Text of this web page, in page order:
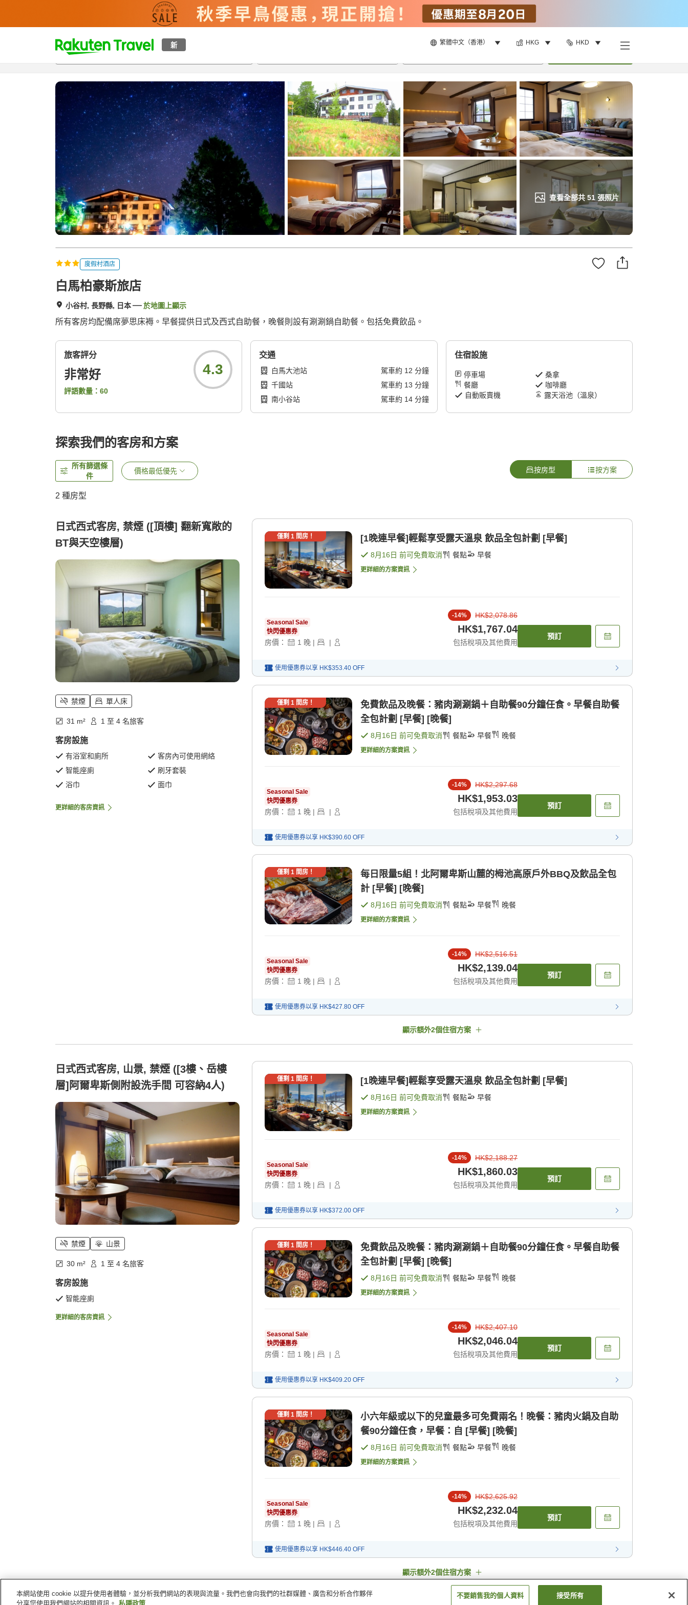
新 繁體中文（香港） HKG HKD
t
p
a
g
e
e
a
h
查看全部共 51張照片
概覽房間及住宿方案 評價設施
度假村酒店
白馬柏豪斯旅店
小谷村, 長野縣, 日本 於地圖上顯示
所有客房均配備席夢思床褥。早餐提供日式及西式自助餐，晚餐則設有涮涮鍋自助餐。包括免費飲品。
旅客評分
非常好
評語數量： 60
4.3
交通
白馬大池站 駕車約 12 分鐘
千國站
駕車約 13 分鐘
南小谷站
駕車約 14分鐘
住宿設施
停車場
桑拿
餐廳
咖啡廳
自動販賣機
露天浴池（溫泉）
探索我們的客房和方案
所有篩選條
件
價格最低優先 按房型 按方案
2 種房型
日式西式客房, 禁煙 ([頂樓] 翻新寬敞的
BT與天空樓層)
禁煙 單人床
31 m² 1 至 4 名旅客
客房設施
有浴室和廁所
客房內可使用網絡
智能座廁
刷牙套裝
浴巾
面巾
更詳細的客房資訊
僅剩 1間房！ [1晚連早餐]輕鬆享受露天溫泉 飲品全包計劃 [早餐]
8月16日 前可免費取消 餐點 早餐
更詳細的方案資訊
Seasonal Sale
快閃優惠券
房價： 1 晚 | |
-14% HK$2,078.86
HK$1,767.04
包括稅項及其他費用
預訂
使用優惠券以享 HK$353.40 OFF
僅剩 1間房！
免費飲品及晚餐：豬肉涮涮鍋＋自助餐90分鐘任食。早餐自助餐
全包計劃 [早餐] [晚餐]
8月16日 前可免費取消 餐點 早餐 晚餐
更詳細的方案資訊
Seasonal Sale
快閃優惠券
房價： 1 晚 | |
-14% HK$2,297.68
HK$1,953.03
包括稅項及其他費用
預訂
使用優惠券以享 HK$390.60 OFF
僅剩 1間房！
每日限量5組！北阿爾卑斯山麓的栂池高原戶外BBQ及飲品全包
計 [早餐] [晚餐]
8月16日 前可免費取消 餐點 早餐 晚餐
更詳細的方案資訊
Seasonal Sale
快閃優惠券
房價： 1 晚 | |
-14% HK$2,516.51
HK$2,139.04
包括稅項及其他費用
預訂
使用優惠券以享 HK$427.80 OFF
顯示額外2個住宿方案
日式西式客房, 山景, 禁煙 ([3樓、岳樓
層]阿爾卑斯側附設洗手間 可容納4人)
禁煙 山景
30 m² 1 至 4 名旅客
客房設施
智能座廁
更詳細的客房資訊
僅剩 1間房！ [1晚連早餐]輕鬆享受露天溫泉 飲品全包計劃 [早餐]
8月16日 前可免費取消 餐點 早餐
更詳細的方案資訊
Seasonal Sale
快閃優惠券
房價： 1 晚 | |
-14% HK$2,188.27
HK$1,860.03
包括稅項及其他費用
預訂
使用優惠券以享 HK$372.00 OFF
僅剩 1間房！
免費飲品及晚餐：豬肉涮涮鍋＋自助餐90分鐘任食。早餐自助餐
全包計劃 [早餐] [晚餐]
8月16日 前可免費取消 餐點 早餐 晚餐
更詳細的方案資訊
Seasonal Sale
快閃優惠券
房價： 1 晚 | |
-14% HK$2,407.10
HK$2,046.04
包括稅項及其他費用
預訂
使用優惠券以享 HK$409.20 OFF
僅剩 1間房！
小六年級或以下的兒童最多可免費兩名！晚餐：豬肉火鍋及自助
餐90分鐘任食，早餐：自 [早餐] [晚餐]
8月16日 前可免費取消 餐點 早餐 晚餐
更詳細的方案資訊
Seasonal Sale
快閃優惠券
房價： 1 晚 | |
-14% HK$2,625.92
HK$2,232.04
包括稅項及其他費用
預訂
使用優惠券以享 HK$446.40 OFF
顯示額外2個住宿方案
主頁 日本 長野縣 小谷村
本網站使用 cookie 以提升使用者體驗，並分析我們網站的表現與流量。我們也會向我們的社群媒體、廣告和分析合作夥伴
分享您使用我們網站的相關資訊。 私隱政策
不要銷售我的個人資料 接受所有